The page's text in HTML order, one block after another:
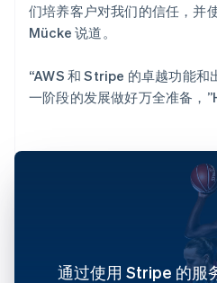
们培养客户对我们的信任，并
Mücke 说道。
“AWS 和 Stripe 的卓越功能
一阶段的发展做好万全准备，
通过使用 Stripe 的服